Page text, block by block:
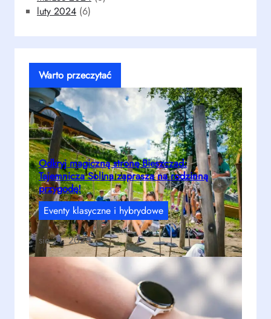
luty 2024 (6)
Warto przeczytać
Odkryj magiczną stronę Bieszczad:
Tajemnicza Solina zaprasza na rodzinną
przygodę!
Eventy klasyczne i hybrydowe
sie 21, 2025